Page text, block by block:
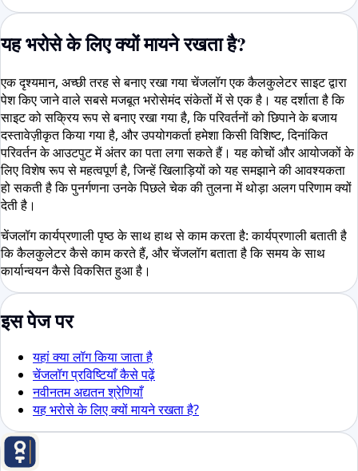
यह भरोसे के लिए क्यों मायने रखता है?
एक दृश्यमान, अच्छी तरह से बनाए रखा गया चेंजलॉग एक कैलकुलेटर साइट द्वारा
पेश किए जाने वाले सबसे मजबूत भरोसेमंद संकेतों में से एक है। यह दर्शाता है कि
साइट को सक्रिय रूप से बनाए रखा गया है, कि परिवर्तनों को छिपाने के बजाय
दस्तावेज़ीकृत किया गया है, और उपयोगकर्ता हमेशा किसी विशिष्ट, दिनांकित
परिवर्तन के आउटपुट में अंतर का पता लगा सकते हैं। यह कोचों और आयोजकों के
लिए विशेष रूप से महत्वपूर्ण है, जिन्हें खिलाड़ियों को यह समझाने की आवश्यकता
हो सकती है कि पुनर्गणना उनके पिछले चेक की तुलना में थोड़ा अलग परिणाम क्यों
देती है।
चेंजलॉग कार्यप्रणाली पृष्ठ के साथ हाथ से काम करता है: कार्यप्रणाली बताती है
कि कैलकुलेटर कैसे काम करते हैं, और चेंजलॉग बताता है कि समय के साथ
कार्यान्वयन कैसे विकसित हुआ है।
इस पेज पर
यहां क्या लॉग किया जाता है
चेंजलॉग प्रविष्टियाँ कैसे पढ़ें
नवीनतम अद्यतन श्रेणियाँ
यह भरोसे के लिए क्यों मायने रखता है?